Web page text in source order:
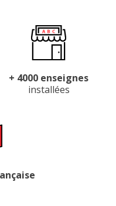
+ 4000 enseignes
installées